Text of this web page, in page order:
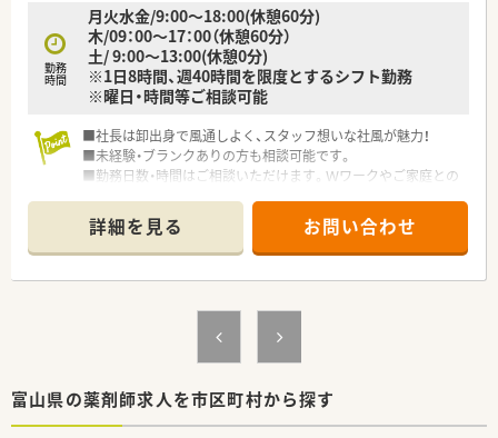
勤務
時間
月火水金/9:00～18:00(休憩60分)
木/09：00～17：00（休憩60分）
土/ 9:00～13:00(休憩0分)
※1日8時間、週40時間を限度とするシフト勤務
※曜日・時間等ご相談可能
■社長は卸出身で風通しよく、スタッフ想いな社風が魅力！
■未経験・ブランクありの方も相談可能です。
■勤務日数・時間はご相談いただけます。Ｗワークやご家庭との
詳細を見る お問い合わせ
富山県の薬剤師求人を市区町村から探す